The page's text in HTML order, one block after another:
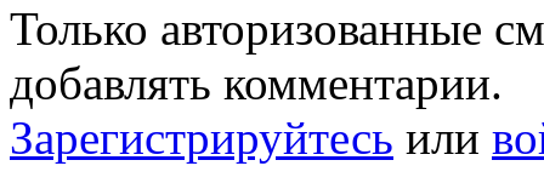
Только авторизованные
добавлять комментарии.
Зарегистрируйтесь или